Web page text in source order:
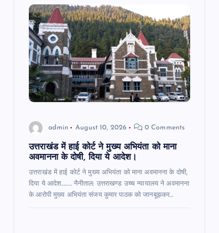
admin August 10, 2026 0 Comments
उत्तराखंड में हाई कोर्ट ने मुख्य अभियंता को माना
अवमानना के दोषी, दिया ये आदेश।
उत्तराखंड में हाई कोर्ट ने मुख्य अभियंता को माना अवमानना के दोषी,
दिया ये आदेश……… नैनीताल: उत्तराखण्ड उच्च न्यायालय ने अवमानना
के आरोपी मुख्य अभियंता संजय कुमार पाठक को जानबूझकर…